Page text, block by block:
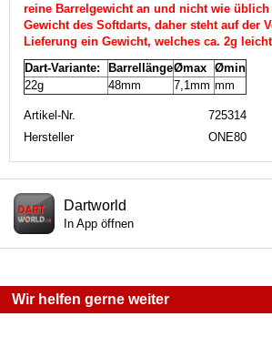
reine Barrelgewicht an und nicht wie üblich
Gewicht des Softdarts, daher steht auf der
Lieferung ein Gewicht, welches ca. 2g
Dart-Variante:
BarrellängeØmax Ømin
22g
48mm 7,1mm mm
Artikel-Nr.
725314
Hersteller
ONE80
Dartworld
In App öffnen
Wir helfen gerne weiter